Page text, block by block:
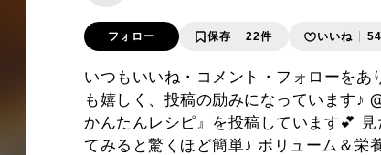
フォロー 保存 22件 いいね
いつもいいね・コメント・フォローをあ
も嬉しく、投稿の励みになっています♪
かんたんレシピ』を投稿しています💕
てみると驚くほど簡単♪ ボリューム＆栄